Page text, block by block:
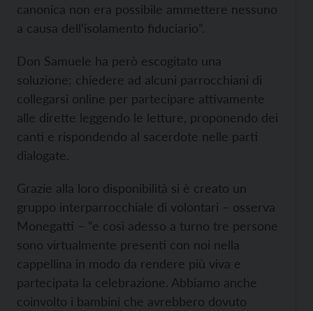
canonica non era possibile ammettere nessuno
a causa dell’isolamento fiduciario”.
Don Samuele ha però escogitato una
soluzione: chiedere ad alcuni parrocchiani di
collegarsi online per partecipare attivamente
alle dirette leggendo le letture, proponendo dei
canti e rispondendo al sacerdote nelle parti
dialogate.
Grazie alla loro disponibilità si è creato un
gruppo interparrocchiale di volontari – osserva
Monegatti – “e così adesso a turno tre persone
sono virtualmente presenti con noi nella
cappellina in modo da rendere più viva e
partecipata la celebrazione. Abbiamo anche
coinvolto i bambini che avrebbero dovuto